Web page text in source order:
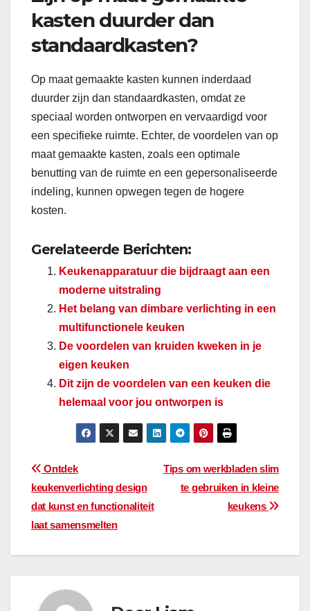
kasten duurder dan
standaardkasten?
Op maat gemaakte kasten kunnen inderdaad
duurder zijn dan standaardkasten, omdat ze
speciaal worden ontworpen en vervaardigd voor
een specifieke ruimte. Echter, de voordelen van op
maat gemaakte kasten, zoals een optimale
benutting van de ruimte en een gepersonaliseerde
indeling, kunnen opwegen tegen de hogere
kosten.
Gerelateerde Berichten:
Keukenapparatuur die bijdraagt aan een
moderne uitstraling
Het belang van dimbare verlichting in een
multifunctionele keuken
De voordelen van kruiden kweken in je
eigen keuken
Dit zijn de voordelen van een keuken die
helemaal voor jou ontworpen is
Bericht
navigatie
Tips om werkbladen slim
te gebruiken in kleine
keukens
Ontdek
keukenverlichting design
dat kunst en functionaliteit
laat samensmelten